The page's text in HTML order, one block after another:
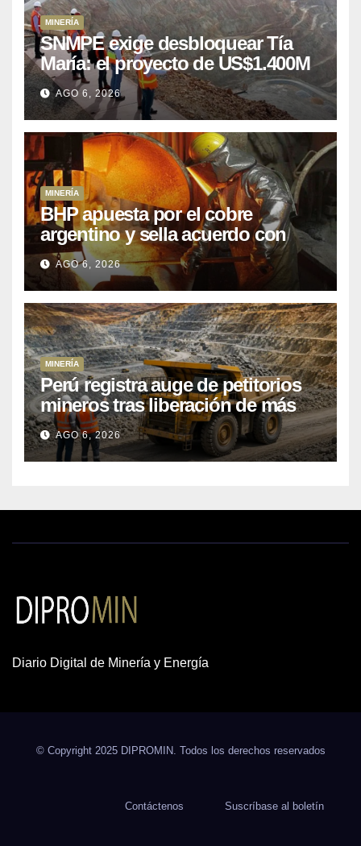
MINERÍA
SNMPE exige desbloquear Tía
María: el proyecto de US$1.400M
que Perú lleva 15 años
posponiendo
AGO 6, 2026
MINERÍA
BHP apuesta por el cobre
argentino y sella acuerdo con
Kobrea para siete proyecto
AGO 6, 2026
MINERÍA
Perú registra auge de petitorios
mineros tras liberación de más
de mil concesiones para explorar
cobre y oro
AGO 6, 2026
Diario Digital de Minería y Energía
© Copyright 2025 DIPROMIN. Todos los derechos reservados
Contáctenos Suscríbase al boletín